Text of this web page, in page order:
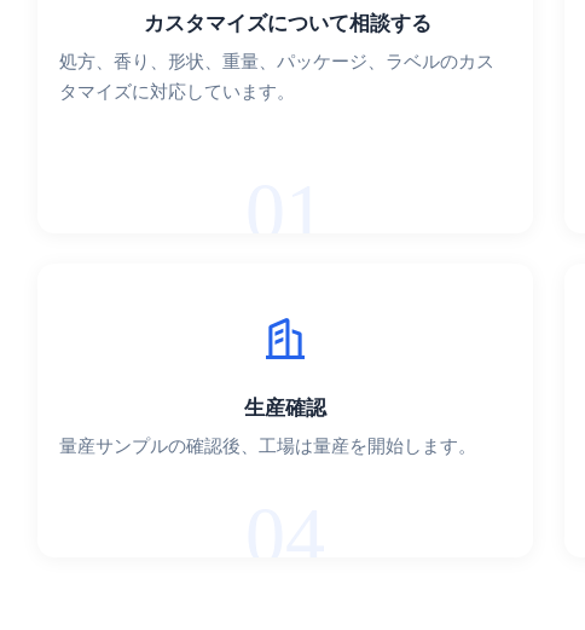
カスタマイズについて相談する
処方、香り、形状、重量、パッケージ、ラベルのカス
タマイズに対応しています。
生産確認
量産サンプルの確認後、工場は量産を開始します。